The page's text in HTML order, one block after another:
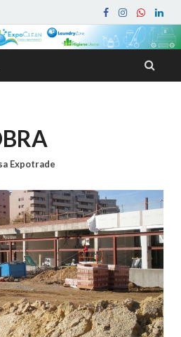
Expotrade